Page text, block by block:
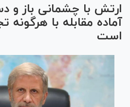
ارتش با چشمانی باز و
آماده مقابله با هرگونه
است